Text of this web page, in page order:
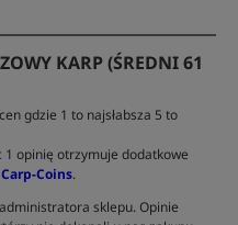
KARP (ŚREDNI 61
gdzie 1 to najsłabsza 5 to
1 opinię otrzymuje dodatkowe
Carp-Coins.
sklepu. Opinie